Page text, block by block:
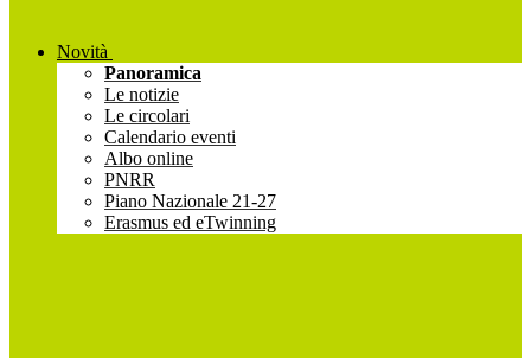
Novità
Panoramica
Le notizie
Le circolari
Calendario eventi
Albo online
PNRR
Piano Nazionale 21-27
Erasmus ed eTwinning